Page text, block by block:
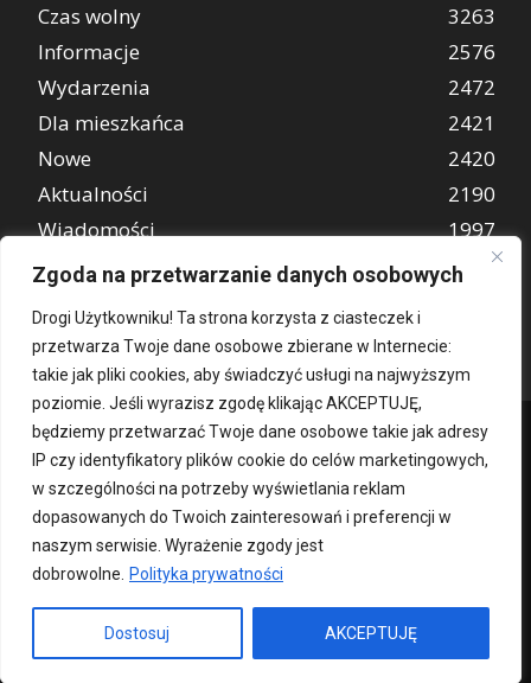
Zgoda na przetwarzanie danych osobowych
Drogi Użytkowniku! Ta strona korzysta z ciasteczek i
przetwarza Twoje dane osobowe zbierane w Internecie:
takie jak pliki cookies, aby świadczyć usługi na najwyższym
poziomie. Jeśli wyrazisz zgodę klikając AKCEPTUJĘ,
będziemy przetwarzać Twoje dane osobowe takie jak adresy
IP czy identyfikatory plików cookie do celów marketingowych,
w szczególności na potrzeby wyświetlania reklam
dopasowanych do Twoich zainteresowań i preferencji w
naszym serwisie. Wyrażenie zgody jest
dobrowolne.
Polityka prywatności
Dostosuj AKCEPTUJĘ
Czas wolny
3263
Informacje
2576
Wydarzenia
2472
Dla mieszkańca
2421
Nowe
2420
Aktualności
2190
Wiadomości
1997
REKLAMA
849
Kontakt O nas Patronat medialny